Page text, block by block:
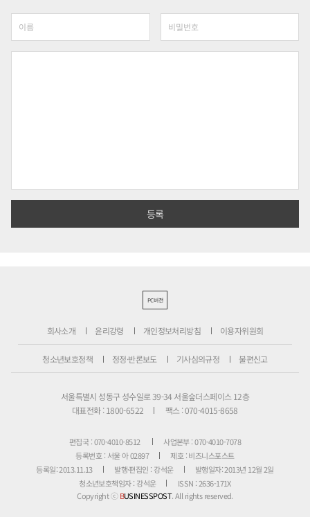
PC버전
회사소개 윤리강령 개인정보처리방침 이용자위원회
청소년보호정책 정정·반론보도 기사심의규정 불편신고
서울특별시 성동구 성수일로 39-34 서울숲더스페이스 12층
대표전화 : 1800-6522
팩스 : 070-4015-8658
편집국 : 070-4010-8512
사업본부 : 070-4010-7078
등록번호 : 서울 아 02897
제호 : 비즈니스포스트
등록일: 2013.11.13
발행·편집인 : 강석운
발행일자: 2013년 12월 2일
청소년보호책임자 : 강석운
ISSN : 2636-171X
Copyright ⓒBUSINESSPOST. All rights reserved.